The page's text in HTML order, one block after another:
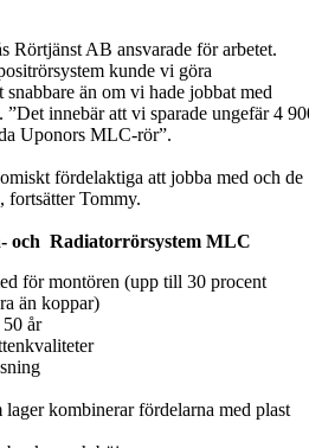
Rörtjänst AB ansvarade för arbetet.
kunde vi göra
än om vi hade jobbat med
”Det innebär att vi sparade ungefär 4
Uponors MLC-rör”.
fördelaktiga att jobba med och de
fortsätter Tommy.
och Radiatorrörsystem MLC
för montören (upp till 30 procent
än koppar)
år
kombinerar fördelarna med plast